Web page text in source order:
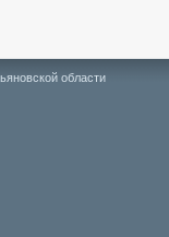
области